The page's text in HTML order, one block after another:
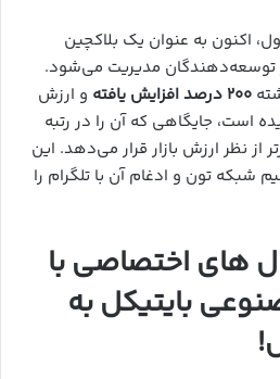
اکنون به عنوان یک بلاکچین
توسعه‌دهندگان مدیریت می‌شود.
۲۰۰ درصد افزایش یافته
و ارزش
است، جایگاهی که آن را در رتبه
از نظر ارزش بازار قرار می‌دهد. این
شبکه تون و ادغام آن با تلگرام را
های اختصاصی با
بایتیکل به